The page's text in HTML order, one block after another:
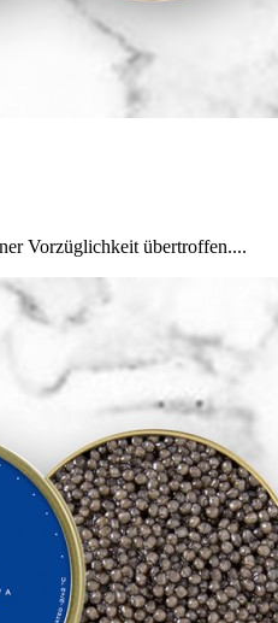
Vorzüglichkeit übertroffen....